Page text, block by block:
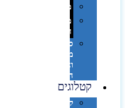
מטריות
מוצרי
חוף
סביבת
מחשב
וציוד
היקפי
קטלוגים
קטלוג